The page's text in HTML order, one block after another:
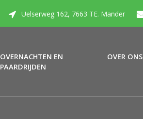
Uelserweg 162, 7663 TE. Mander
OVERNACHTEN EN
PAARDRIJDEN
OVER ONS